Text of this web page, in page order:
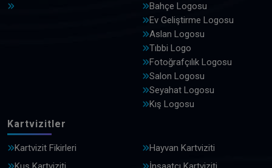
Bahçe Logosu
Ev Geliştirme Logosu
Aslan Logosu
Tıbbi Logo
Fotoğrafçılık Logosu
Salon Logosu
Seyahat Logosu
Kış Logosu
Kartvizitler
Kartvizit Fikirleri
Hayvan Kartviziti